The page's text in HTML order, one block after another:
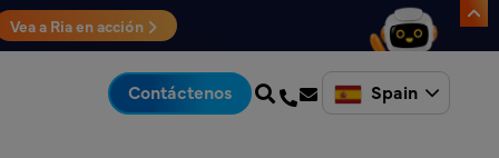
Vea a Ria en acción
Contáctenos Spain